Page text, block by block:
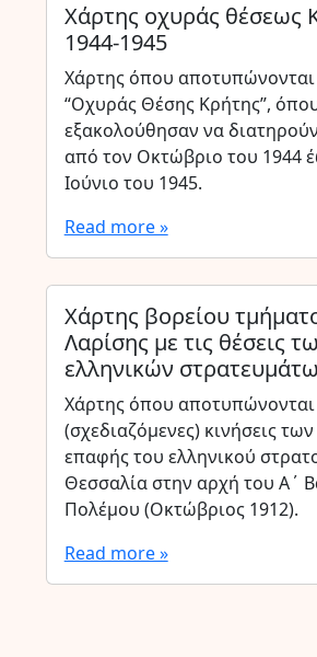
Χάρτης οχυράς θέσεως
1944-1945
Χάρτης όπου αποτυπώνονται
“Οχυράς Θέσης Κρήτης”,
εξακολούθησαν να
από τον Οκτώβριο του 1944
Ιούνιο του 1945.
Read more »
Χάρτης βορείου
Λαρίσης με τις θέσεις
ελληνικών
Χάρτης όπου αποτυπώνονται
(σχεδιαζόμενες) κινήσεις
επαφής του ελληνικού
Θεσσαλία στην αρχή του Α΄
Πολέμου (Οκτώβριος 1912).
Read more »